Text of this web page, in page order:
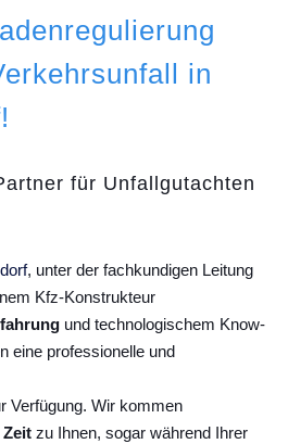
in
für Unfallgutachten
, unter der fachkundigen Leitung
Kfz-Konstrukteur
und technologischem Know-
eine professionelle und
Verfügung. Wir kommen
zu Ihnen, sogar während Ihrer